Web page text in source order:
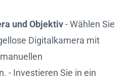
und Objektiv- Wählen Sie
Digitalkamera mit
- Investieren Sie in ein